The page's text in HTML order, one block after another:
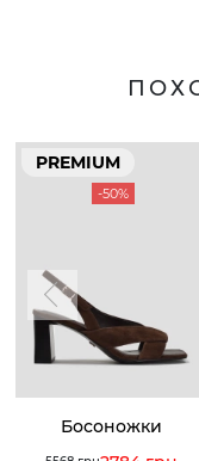
PREMIUM
-50%
Босоножки